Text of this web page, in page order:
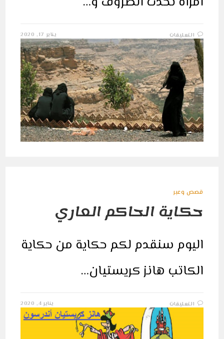
التعليقاتقصة
امرأة
قد
تأخذ
منها
عبرة
عن
الحياة
مغلقة
يناير 17, 2020
قصص وعبر
حكاية الحاكم العاري
اليوم سنقدم لكم حكاية من حكاية
الكاتب هانز كريستيان…
التعليقاتحكاية
الحاكم
العاري
مغلقة
يناير 4, 2020